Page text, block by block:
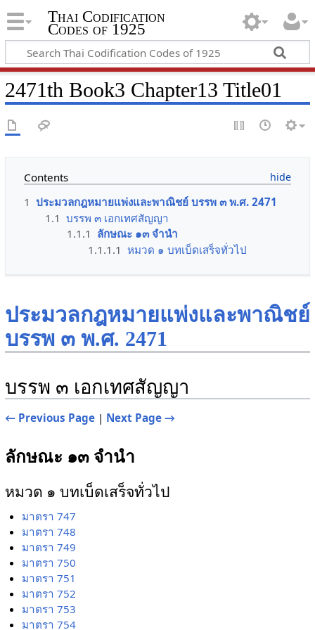
Thai Codification
Codes of 1925
2471th Book3 Chapter13 Title01
Contents
1 ประมวลกฎหมายแพ่งและพาณิชย์ บรรพ ๓ พ.ศ. 2471
1.1 บรรพ ๓ เอกเทศสัญญา
1.1.1 ลักษณะ ๑๓ จำนำ
1.1.1.1 หมวด ๑ บทเบ็ดเสร็จทั่วไป
ประมวลกฎหมายแพ่งและพาณิชย์
บรรพ ๓ พ.ศ. 2471
บรรพ ๓ เอกเทศสัญญา
← Previous Page| Next Page →
ลักษณะ ๑๓ จำนำ
หมวด ๑ บทเบ็ดเสร็จทั่วไป
มาตรา 747
มาตรา 748
มาตรา 749
มาตรา 750
มาตรา 751
มาตรา 752
มาตรา 753
มาตรา 754